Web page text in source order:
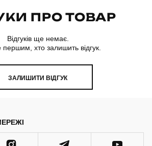
ПРО ТОВАР
Відгуків ще немає.
першим, хто залишить відгук.
ЗАЛИШИТИ ВІДГУК